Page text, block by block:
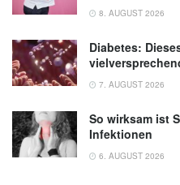
8. AUGUST 2026
Diabetes:
7. AUGUST 2026
So wirksam ist
Infektionen
6. AUGUST 2026